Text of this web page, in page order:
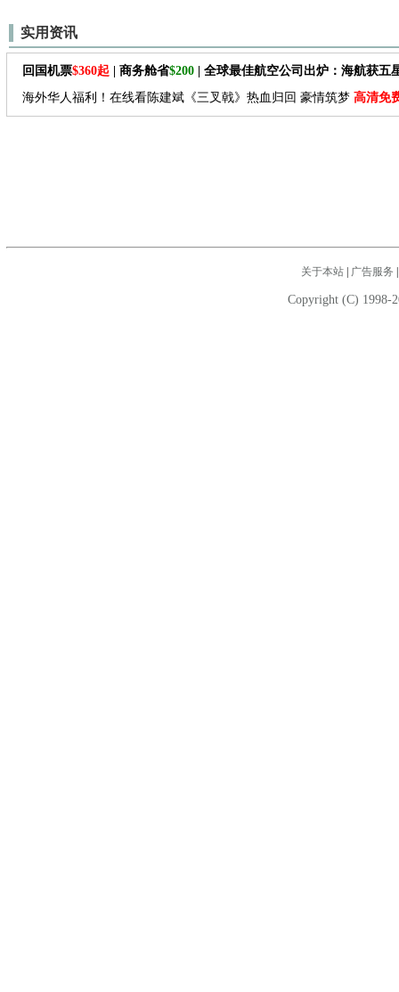
实用资讯
回国机票$360起 | 商务舱省$200 | 全球最佳航空公司出炉：海航获五
海外华人福利！在线看陈建斌《三叉戟》热血归回 豪情筑梦 高清免
关于本站| 广告服务
Copyright (C) 1998-